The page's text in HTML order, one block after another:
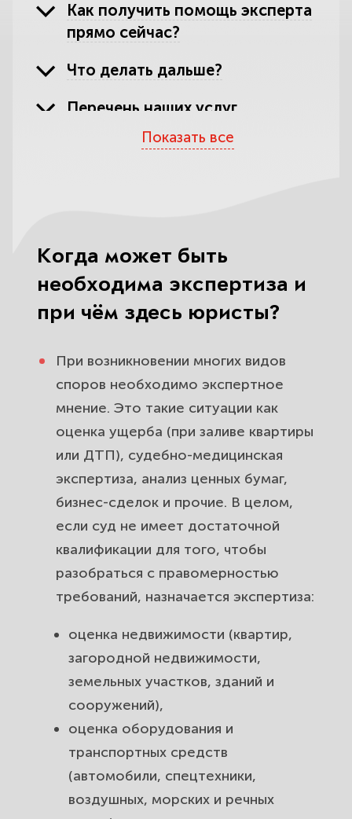
Как получить помощь эксперта
прямо сейчас?
Что делать дальше?
Перечень наших услуг
Остерегайтесь обмана
Какие юристы вас обокрадут
На что обратить внимание при
выборе юридической фирмы?
Показать все
Когда может быть
необходима экспертиза и
при чём здесь юристы?
При возникновении многих видов
споров необходимо экспертное
мнение. Это такие ситуации как
оценка ущерба (при заливе квартиры
или ДТП), судебно-медицинская
экспертиза, анализ ценных бумаг,
бизнес-сделок и прочие. В целом,
если суд не имеет достаточной
квалификации для того, чтобы
разобраться с правомерностью
требований, назначается экспертиза:
оценка недвижимости (квартир,
загородной недвижимости,
земельных участков, зданий и
сооружений),
оценка оборудования и
транспортных средств
(автомобили, спецтехники,
воздушных, морских и речных